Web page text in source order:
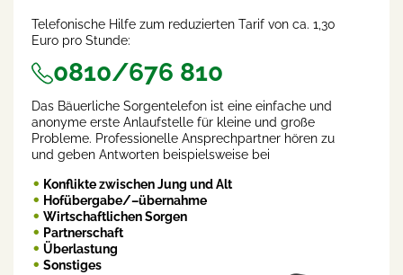
Telefonische Hilfe zum reduzierten Tarif von ca. 1,30
Euro pro Stunde:
0810/676 810
Das Bäuerliche Sorgentelefon ist eine einfache und
anonyme erste Anlaufstelle für kleine und große
Probleme. Professionelle Ansprechpartner hören zu
und geben Antworten beispielsweise bei
Konflikte zwischen Jung und Alt
Hofübergabe/–übernahme
Wirtschaftlichen Sorgen
Partnerschaft
Überlastung
Sonstiges